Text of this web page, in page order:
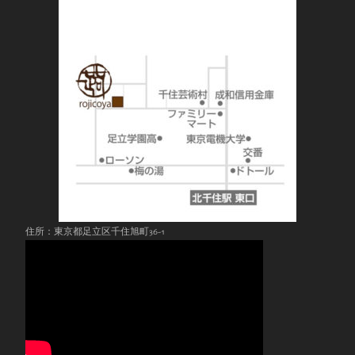
住所：東京都足立区千住旭町36-1